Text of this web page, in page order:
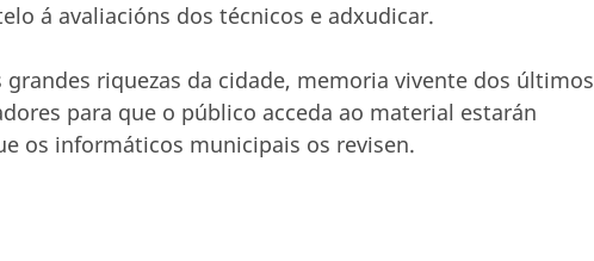
á avaliacións dos técnicos e adxudicar.
riquezas da cidade, memoria vivente dos últimos
para que o público acceda ao material estarán
os informáticos municipais os revisen.